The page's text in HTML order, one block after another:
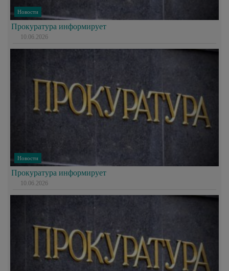
Новости
Прокуратура информирует
10.06.2026
Новости
Прокуратура информирует
10.06.2026